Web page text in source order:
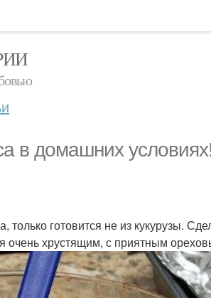
в домашних
готовится не из кукурузы.
очень хрустящим, с приятным